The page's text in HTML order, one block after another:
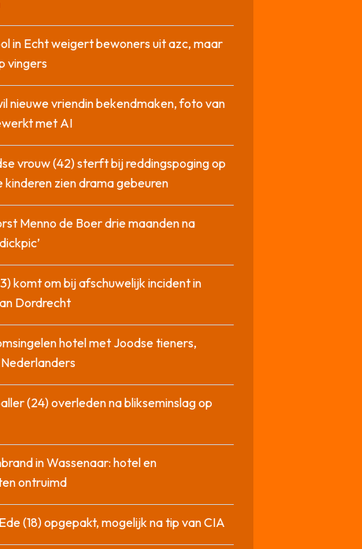
in Echt weigert bewoners uit azc, maar
vingers
nieuwe vriendin bekendmaken, foto van
met AI
vrouw (42) sterft bij reddingspoging op
kinderen zien drama gebeuren
Menno de Boer drie maanden na
komt om bij afschuwelijk incident in
Dordrecht
hotel met Joodse tieners,
(24) overleden na blikseminslag op
in Wassenaar: hotel en
ontruimd
(18) opgepakt, mogelijk na tip van CIA